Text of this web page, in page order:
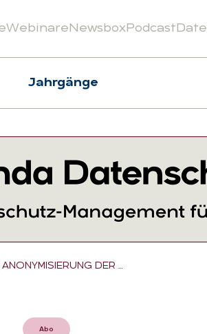
WebinareNewsboxPodcast
Jahrgänge
ANONYMISIERUNG DER …
Abo